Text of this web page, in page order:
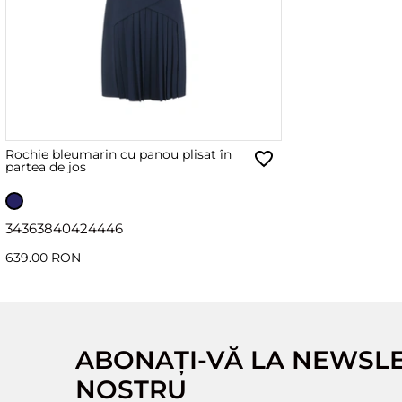
Rochie bleumarin cu panou plisat în
partea de jos
34363840424446
639.00 RON
ABONAȚI-VĂ LA
NOSTRU